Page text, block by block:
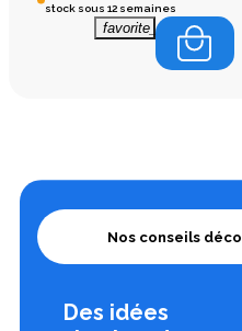
stock sous 12 semaines
favorite_border
Nos conseils déco
Des idées